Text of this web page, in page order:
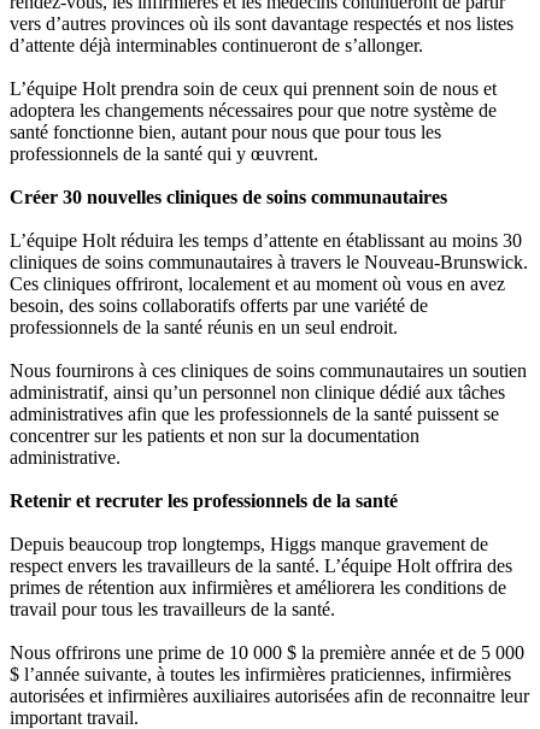
vers d’autres provinces où ils sont davantage respectés et nos listes
d’attente déjà interminables continueront de s’allonger.
L’équipe Holt prendra soin de ceux qui prennent soin de nous et
adoptera les changements nécessaires pour que notre système de
santé fonctionne bien, autant pour nous que pour tous les
professionnels de la santé qui y œuvrent.
Créer 30 nouvelles cliniques de soins communautaires
L’équipe Holt réduira les temps d’attente en établissant au moins 30
cliniques de soins communautaires à travers le Nouveau-Brunswick.
Ces cliniques offriront, localement et au moment où vous en avez
besoin, des soins collaboratifs offerts par une variété de
professionnels de la santé réunis en un seul endroit.
Nous fournirons à ces cliniques de soins communautaires un soutien
administratif, ainsi qu’un personnel non clinique dédié aux tâches
administratives afin que les professionnels de la santé puissent se
concentrer sur les patients et non sur la documentation
administrative.
Retenir et recruter les professionnels de la santé
Depuis beaucoup trop longtemps, Higgs manque gravement de
respect envers les travailleurs de la santé. L’équipe Holt offrira des
primes de rétention aux infirmières et améliorera les conditions de
travail pour tous les travailleurs de la santé.
Nous offrirons une prime de 10 000 $ la première année et de 5 000
$ l’année suivante, à toutes les infirmières praticiennes, infirmières
autorisées et infirmières auxiliaires autorisées afin de reconnaitre leur
important travail.